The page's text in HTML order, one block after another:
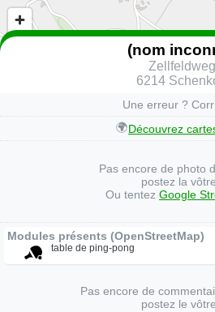
(nom
Zellfeldweg
6214
Une erreur ?
🌍Découvrez
Pas encore de photo
postez la
Ou tentez Google
Modules présents (OpenStreetMap)
table de ping-pong
Pas encore de
postez le